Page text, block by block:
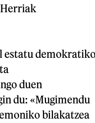
estatu
duen
du: «Mugimendu
bilakatzea